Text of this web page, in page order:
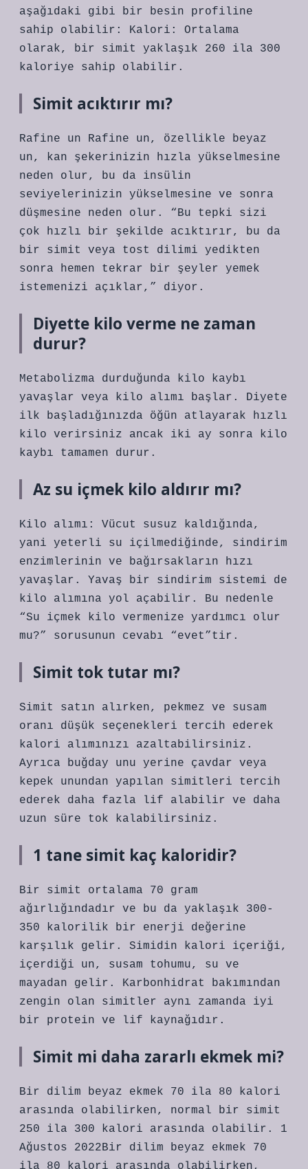
aşağıdaki gibi bir besin profiline
sahip olabilir: Kalori: Ortalama
olarak, bir simit yaklaşık 260 ila 300
kaloriye sahip olabilir.
Simit acıktırır mı?
Rafine un Rafine un, özellikle beyaz
un, kan şekerinizin hızla yükselmesine
neden olur, bu da insülin
seviyelerinizin yükselmesine ve sonra
düşmesine neden olur. “Bu tepki sizi
çok hızlı bir şekilde acıktırır, bu da
bir simit veya tost dilimi yedikten
sonra hemen tekrar bir şeyler yemek
istemenizi açıklar,” diyor.
Diyette kilo verme ne zaman
durur?
Metabolizma durduğunda kilo kaybı
yavaşlar veya kilo alımı başlar. Diyete
ilk başladığınızda öğün atlayarak hızlı
kilo verirsiniz ancak iki ay sonra kilo
kaybı tamamen durur.
Az su içmek kilo aldırır mı?
Kilo alımı: Vücut susuz kaldığında,
yani yeterli su içilmediğinde, sindirim
enzimlerinin ve bağırsakların hızı
yavaşlar. Yavaş bir sindirim sistemi de
kilo alımına yol açabilir. Bu nedenle
“Su içmek kilo vermenize yardımcı olur
mu?” sorusunun cevabı “evet”tir.
Simit tok tutar mı?
Simit satın alırken, pekmez ve susam
oranı düşük seçenekleri tercih ederek
kalori alımınızı azaltabilirsiniz.
Ayrıca buğday unu yerine çavdar veya
kepek unundan yapılan simitleri tercih
ederek daha fazla lif alabilir ve daha
uzun süre tok kalabilirsiniz.
1 tane simit kaç kaloridir?
Bir simit ortalama 70 gram
ağırlığındadır ve bu da yaklaşık 300-
350 kalorilik bir enerji değerine
karşılık gelir. Simidin kalori içeriği,
içerdiği un, susam tohumu, su ve
mayadan gelir. Karbonhidrat bakımından
zengin olan simitler aynı zamanda iyi
bir protein ve lif kaynağıdır.
Simit mi daha zararlı ekmek mi?
Bir dilim beyaz ekmek 70 ila 80 kalori
arasında olabilirken, normal bir simit
250 ila 300 kalori arasında olabilir. 1
Ağustos 2022Bir dilim beyaz ekmek 70
ila 80 kalori arasında olabilirken,